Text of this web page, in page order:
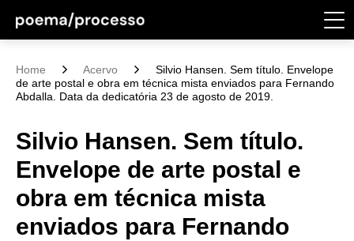
Home Acervo
Silvio Hansen. Sem título. Envelope
de arte postal e obra em técnica mista enviados para Fernando
Abdalla. Data da dedicatória 23 de agosto de 2019.
Silvio Hansen. Sem título.
Envelope de arte postal e
obra em técnica mista
enviados para Fernando